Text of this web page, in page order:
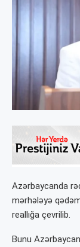
Azərbaycanda
mərhələyə
reallığa çevrilib.
Bunu